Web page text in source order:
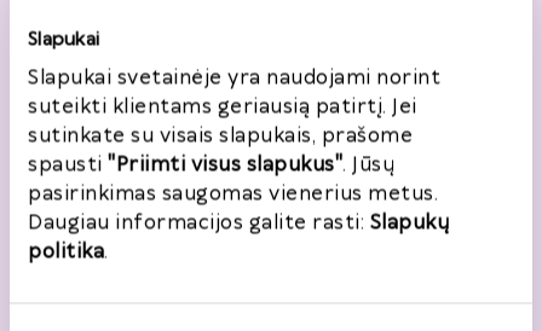
Slapukai
Slapukai svetainėje yra naudojami norint
suteikti klientams geriausią patirtį. Jei
sutinkate su visais slapukais, prašome
spausti "Priimti visus slapukus". Jūsų
pasirinkimas saugomas vienerius metus.
Daugiau informacijos galite rasti: Slapukų
politika.
Telefonas
+370
El. paštas *